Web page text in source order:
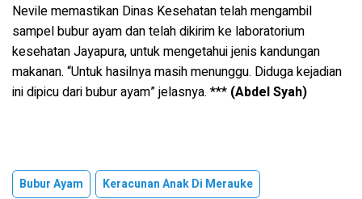
Nevile memastikan Dinas Kesehatan telah mengambil
sampel bubur ayam dan telah dikirim ke laboratorium
kesehatan Jayapura, untuk mengetahui jenis kandungan
makanan. “Untuk hasilnya masih menunggu. Diduga kejadian
ini dipicu dari bubur ayam” jelasnya. *** (Abdel Syah)
Bubur Ayam
Keracunan Anak Di Merauke